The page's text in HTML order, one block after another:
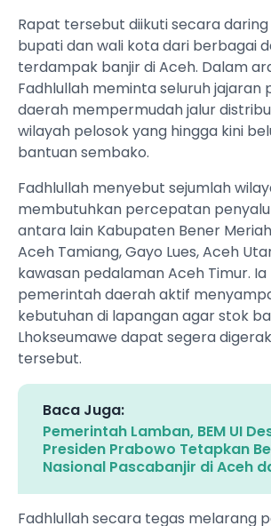
Rapat tersebut diikuti secara
bupati dan wali kota dari berbagai
terdampak banjir di Aceh. Dalam
Fadhlullah meminta seluruh jajaran
daerah mempermudah jalur
wilayah pelosok yang hingga kini
bantuan sembako.
Fadhlullah menyebut sejumlah
membutuhkan percepatan
antara lain Kabupaten Bener
Aceh Tamiang, Gayo Lues, Aceh
kawasan pedalaman Aceh Timur.
pemerintah daerah aktif
kebutuhan di lapangan agar stok
Lhokseumawe dapat segera
tersebut.
Baca Juga:
Pemerintah Lamban, BEM UI
Presiden Prabowo Tetapkan
Nasional Pascabanjir di Aceh
Fadhlullah secara tegas melarang